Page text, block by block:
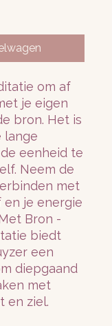
om af
je eigen
bron. Het is
lange
eenheid te
Neem de
met
en je energie
Bron -
biedt
een
diepgaand
met
en ziel.